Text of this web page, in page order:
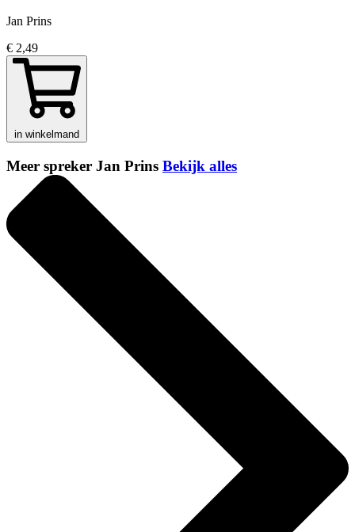
Jan Prins
€ 2,49
in winkelmand
Meer spreker Jan Prins Bekijk alles